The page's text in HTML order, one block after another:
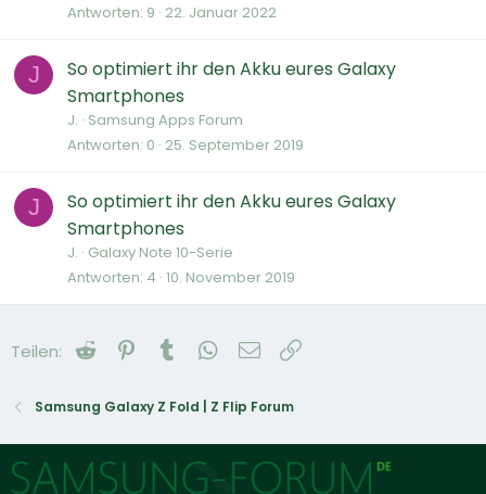
Antworten 9 22. Januar 2022
J
So optimiert ihr den Akku eures Galaxy
Smartphones
J. Samsung Apps Forum
Antworten 0 25. September 2019
J
So optimiert ihr den Akku eures Galaxy
Smartphones
J. Galaxy Note 10-Serie
Antworten 4 10. November 2019
Teilen: Reddit Pinterest
Tumblr WhatsApp
E-Mail
Samsung Galaxy Z Fold | Z Flip Forum